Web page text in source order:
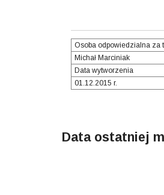
Osoba odpowiedzialna za
Michał Marciniak
Data wytworzenia
01.12.2015 r.
Data ostatniej